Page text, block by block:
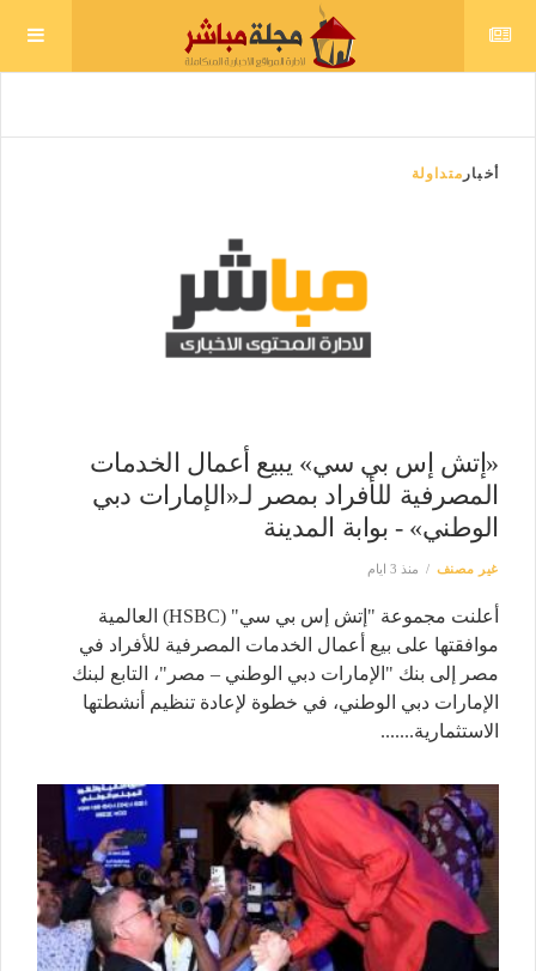
أخبار متداولة
«إتش إس بي سي» يبيع أعمال الخدمات
المصرفية للأفراد بمصر لـ«الإمارات دبي
الوطني» - بوابة المدينة
غير مصنف منذ 3 ايام
أعلنت مجموعة "إتش إس بي سي" (HSBC) العالمية
موافقتها على بيع أعمال الخدمات المصرفية للأفراد في
مصر إلى بنك "الإمارات دبي الوطني – مصر"، التابع لبنك
الإمارات دبي الوطني، في خطوة لإعادة تنظيم أنشطتها
الاستثمارية.......